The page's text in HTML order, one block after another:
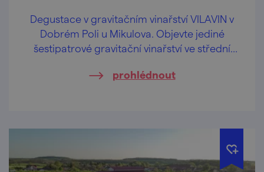
Degustace v gravitačním vinařství VILAVIN v
Dobrém Poli u Mikulova. Objevte jediné
šestipatrové gravitační vinařství ve střední
prohlédnout